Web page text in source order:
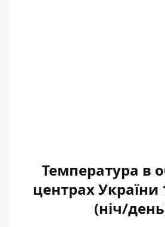
Температура в
центрах України
(ніч/